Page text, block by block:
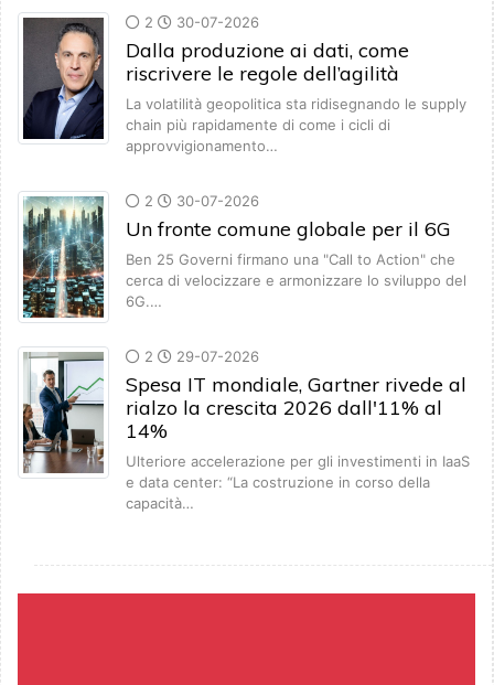
2 30-07-2026
Dalla produzione ai dati, come
riscrivere le regole dell’agilità
La volatilità geopolitica sta ridisegnando le supply
chain più rapidamente di come i cicli di
approvvigionamento…
2 30-07-2026
Un fronte comune globale per il 6G
Ben 25 Governi firmano una "Call to Action" che
cerca di velocizzare e armonizzare lo sviluppo del
6G.…
2 29-07-2026
Spesa IT mondiale, Gartner rivede al
rialzo la crescita 2026 dall'11% al
14%
Ulteriore accelerazione per gli investimenti in IaaS
e data center: “La costruzione in corso della
capacità…